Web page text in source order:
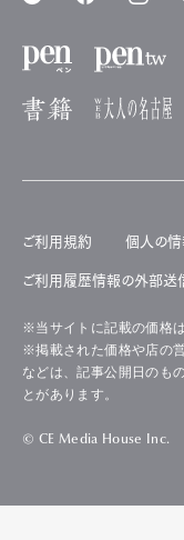
ご利用規約 個人の情
ご利用履歴情報の外部送
※当サイトに記載の価格
※掲載された価格や店の
などは、記事公開日のも
とがあります。
© CE Media House Inc.